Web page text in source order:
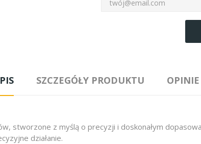
SZCZEGÓŁY PRODUKTU OPINIE
stworzone z myślą o precyzji i doskonałym
działanie.